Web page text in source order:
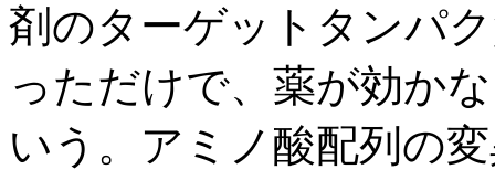
剤のターゲットタンパ
っただけで、薬が効か
いう。アミノ酸配列の